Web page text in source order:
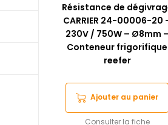
Résistance de
CARRIER 24-00006-20
230V / 750W – Ø8mm –
Conteneur frigorifique
reefer
Ajouter au panier
Consulter la fiche